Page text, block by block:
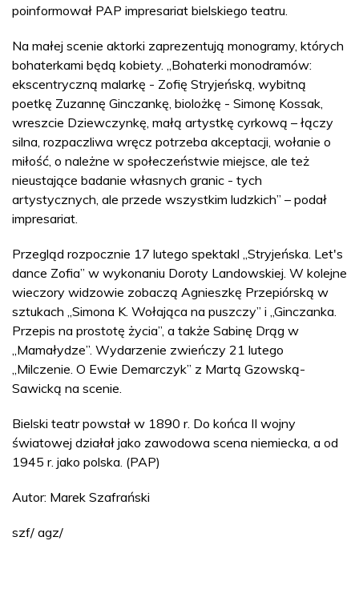
poinformował PAP impresariat bielskiego teatru.
Na małej scenie aktorki zaprezentują monogramy, których
bohaterkami będą kobiety. „Bohaterki monodramów:
ekscentryczną malarkę - Zofię Stryjeńską, wybitną
poetkę Zuzannę Ginczankę, biolożkę - Simonę Kossak,
wreszcie Dziewczynkę, małą artystkę cyrkową – łączy
silna, rozpaczliwa wręcz potrzeba akceptacji, wołanie o
miłość, o należne w społeczeństwie miejsce, ale też
nieustające badanie własnych granic - tych
artystycznych, ale przede wszystkim ludzkich” – podał
impresariat.
Przegląd rozpocznie 17 lutego spektakl „Stryjeńska. Let's
dance Zofia” w wykonaniu Doroty Landowskiej. W kolejne
wieczory widzowie zobaczą Agnieszkę Przepiórską w
sztukach „Simona K. Wołająca na puszczy” i „Ginczanka.
Przepis na prostotę życia”, a także Sabinę Drąg w
„Mamałydze”. Wydarzenie zwieńczy 21 lutego
„Milczenie. O Ewie Demarczyk” z Martą Gzowską-
Sawicką na scenie.
Bielski teatr powstał w 1890 r. Do końca II wojny
światowej działał jako zawodowa scena niemiecka, a od
1945 r. jako polska. (PAP)
Autor: Marek Szafrański
szf/ agz/